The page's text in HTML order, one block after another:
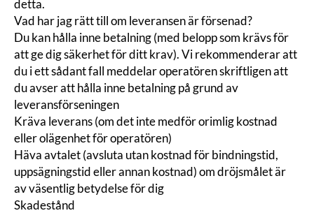
detta.
Vad har jag rätt till om leveransen är försenad?
Du kan hålla inne betalning (med belopp som krävs för
att ge dig säkerhet för ditt krav). Vi rekommenderar att
du i ett sådant fall meddelar operatören skriftligen att
du avser att hålla inne betalning på grund av
leveransförseningen
Kräva leverans (om det inte medför orimlig kostnad
eller olägenhet för operatören)
Häva avtalet (avsluta utan kostnad för bindningstid,
uppsägningstid eller annan kostnad) om dröjsmålet är
av väsentlig betydelse för dig
Skadestånd